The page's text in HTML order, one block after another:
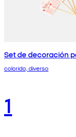
Set de decoración
colorido, diverso
1